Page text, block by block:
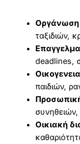
ταξιδιών,
deadlines,
παιδιών,
Οικιακή